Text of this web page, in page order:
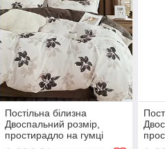
Постільна білизна
Двоспальний розмір,
простирадло на гумці